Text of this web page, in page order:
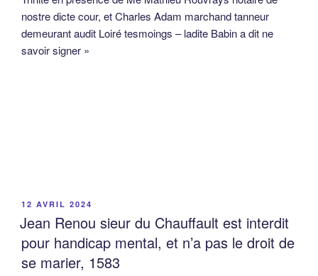
nostre dicte cour, et Charles Adam marchand tanneur
demeurant audit Loiré tesmoings – ladite Babin a dit ne
savoir signer »
PUBLIÉ
LE
12 AVRIL 2024
Jean Renou sieur du Chauffault est interdit
pour handicap mental, et n’a pas le droit de
se marier, 1583